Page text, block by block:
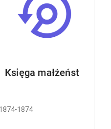
Księga małżeństw
1874-1874